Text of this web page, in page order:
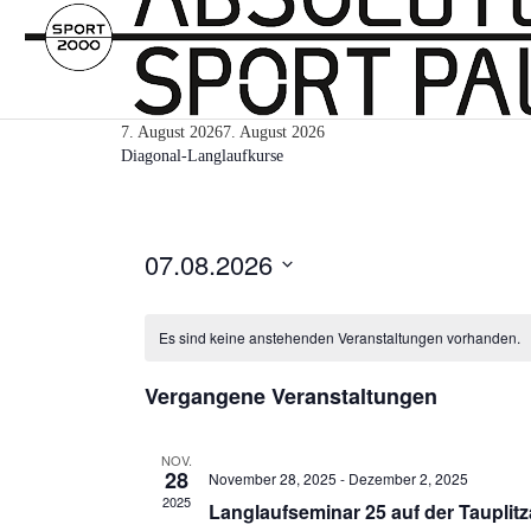
7. August 20267. August 2026
Diagonal-Langlaufkurse
07.08.2026
Es sind keine anstehenden Veranstaltungen vorhanden.
Vergangene Veranstaltungen
NOV.
28
2025
November 28, 2025 - Dezember 2, 2025
Langlaufseminar 25 auf der